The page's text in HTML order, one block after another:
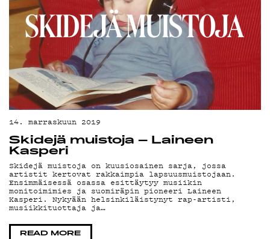
ON-DEMAND
PODCAST
MAINOSTA
YHTEYSTIEDOT
G LIVELAB
YSTÄVÄKLUBI
TIETOSUOJA
14. marraskuun 2019
Skidejä muistoja – Laineen
Kasperi
Skidejä muistoja on kuusiosainen sarja, jossa
artistit kertovat rakkaimpia lapsuusmuistojaan.
Ensimmäisessä osassa esittäytyy musiikin
monitoimimies ja suomiräpin pioneeri Laineen
Kasperi. Nykyään helsinkiläistynyt rap-artisti,
musiikkituottaja ja…
READ MORE